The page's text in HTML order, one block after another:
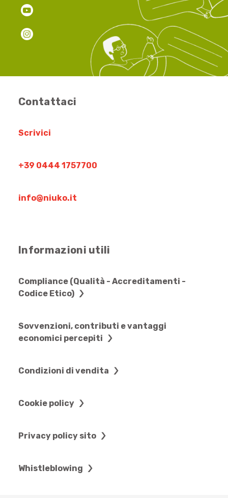
Contattaci
Scrivici
+39 0444 1757700
info@niuko.it
Informazioni utili
Compliance (Qualità - Accreditamenti -
Codice Etico)
Sovvenzioni, contributi e vantaggi
economici percepiti
Condizioni di vendita
Cookie policy
Privacy policy sito
Whistleblowing